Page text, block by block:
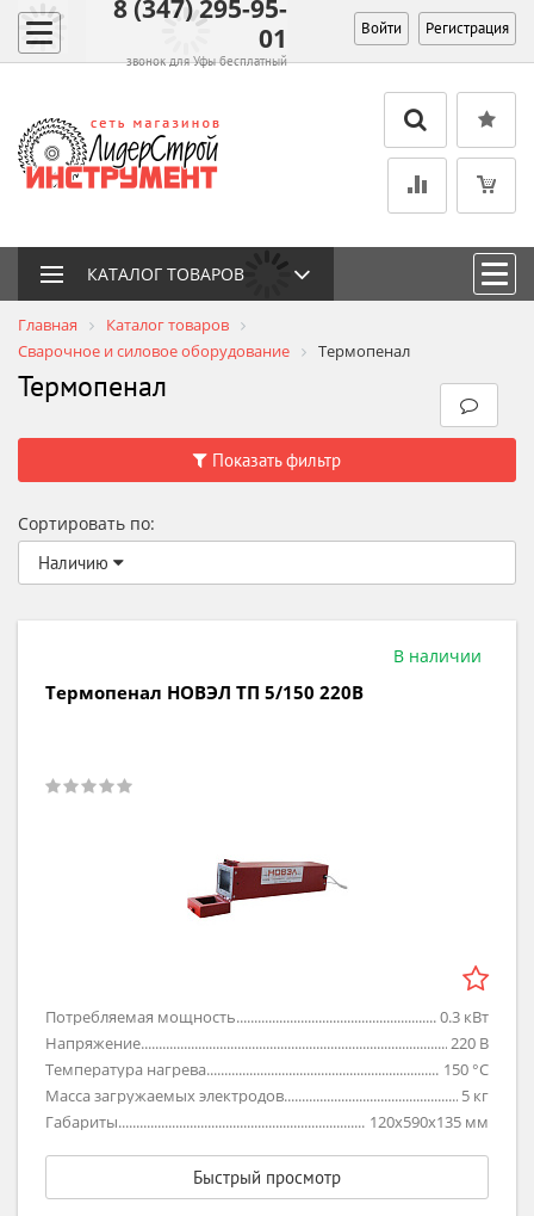
8 (347) 295-95-
01
звонок для Уфы бесплатный
Войти Регистрация
КАТАЛОГ ТОВАРОВ
Главная
Каталог товаров
Сварочное и силовое оборудование
Термопенал
Термопенал
Показать фильтр
Сортировать по:
Наличию
В наличии
Термопенал НОВЭЛ ТП 5/150 220В
Потребляемая мощность 0.3 кВт
Напряжение
220 В
Температура нагрева
150 °C
Масса загружаемых электродов
5 кг
Габариты
120х590х135 мм
Быстрый просмотр